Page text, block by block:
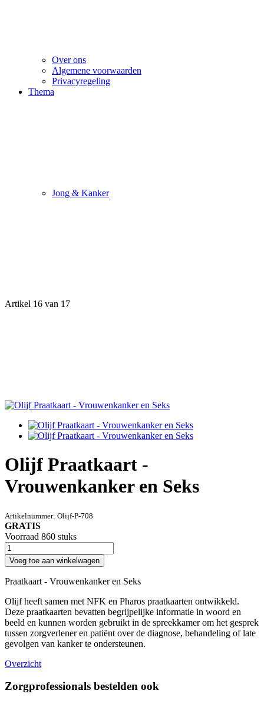
Over ons
Algemene voorwaarden
Privacyregeling
Thema
Jong & Kanker
Artikel 16 van 17
Olijf Praatkaart -
Vrouwenkanker en Seks
Artikelnummer: Olijf-P-708
GRATIS
Voorraad 860 stuks
Voeg toe aan winkelwagen
Praatkaart - Vrouwenkanker en Seks
Olijf heeft samen met NFK en Pharos praatkaarten ontwikkeld.
Deze praatkaarten bevatten begrijpelijke informatie in woord en
beeld en kunnen worden gebruikt in de spreekkamer om het gesprek
tussen zorgverlener en patiënt over de diagnose, behandeling of late
gevolgen van kanker te ondersteunen.
Overzicht
Zorgprofessionals bestelden ook